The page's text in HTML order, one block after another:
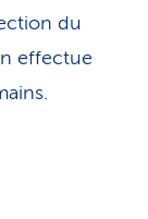
du
effectue